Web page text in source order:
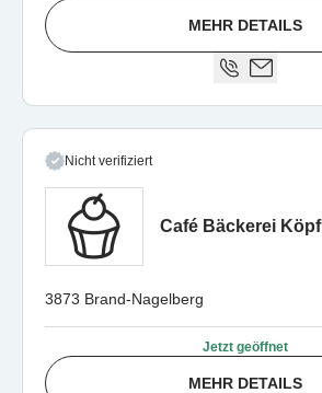
MEHR DETAILS
Nicht verifiziert
Café Bäckerei Köpf
3873 Brand-Nagelberg
Jetzt geöffnet
MEHR DETAILS